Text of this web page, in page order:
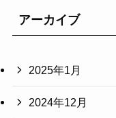
アーカイブ
2025年1月
2024年12月